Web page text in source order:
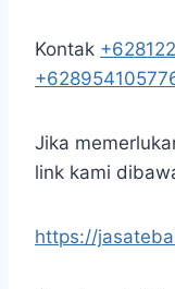
Kontak
Jika
link kami
https://